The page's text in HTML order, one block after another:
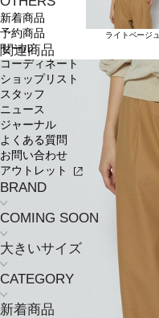
新着商品
予約商品
セール
コーディネート
ショップリスト
スタッフ
ニュース
ジャーナル
よくある質問
お問い合わせ
アウトレット
BRAND
COMING SOON
大きいサイズ
CATEGORY
新着商品
ライトベージュ
関連商品